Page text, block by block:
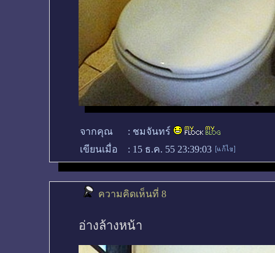
จากคุณ : ชมจันทร์
เขียนเมื่อ
: 15 ธ.ค. 55 23:39:03
ความคิดเห็นที่ 8
อ่างล้างหน้า